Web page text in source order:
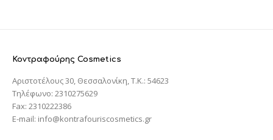
Κοντραφούρης Cosmetics
Αριστοτέλους 30, Θεσσαλονίκη, T.K.: 54623
Τηλέφωνο: 2310275629
Fax: 2310222386
E-mail: info@kontrafouriscosmetics.gr